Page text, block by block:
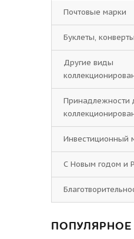
Почтовые марки
Буклеты,
Другие виды
Принадлежности
Инвестиционный
С Новым годом и
ПОПУЛЯРНОЕ